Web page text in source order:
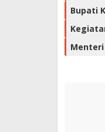
Bupati
Menteri